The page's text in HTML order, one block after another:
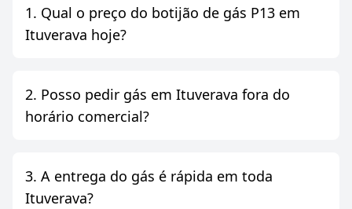
1. Qual o preço do botijão de gás P13 em
Ituverava hoje?
2. Posso pedir gás em Ituverava fora do
horário comercial?
3. A entrega do gás é rápida em toda
Ituverava?